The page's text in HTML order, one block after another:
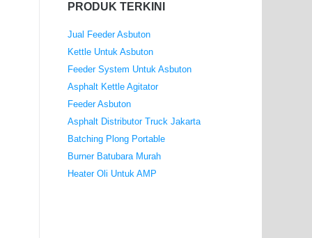
PRODUK TERKINI
Jual Feeder Asbuton
Kettle Untuk Asbuton
Feeder System Untuk Asbuton
Asphalt Kettle Agitator
Feeder Asbuton
Asphalt Distributor Truck Jakarta
Batching Plong Portable
Burner Batubara Murah
Heater Oli Untuk AMP